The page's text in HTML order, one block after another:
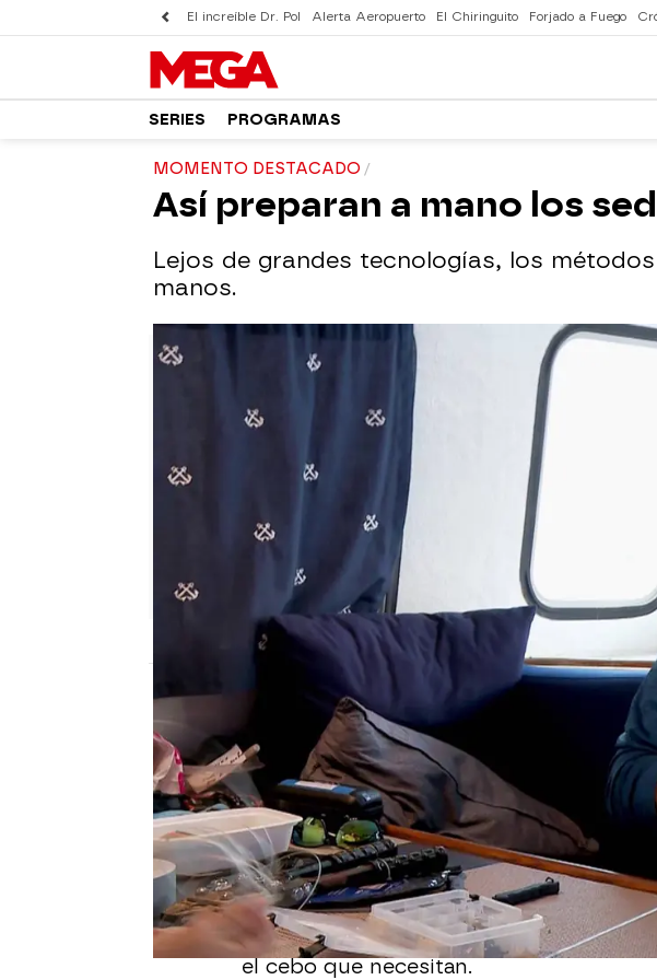
El increíble Dr. Pol Alerta Aeropuerto El Chiringuito Forjado a Fuego
SERIES PROGRAMAS
MOMENTO DESTACADO
Así preparan a mano los
Lejos de grandes tecnologías, los
manos.
mega
Publicado: 03 de diciembre de 2025, 09:10
Spurge Krasowski, el capitán del
sedales a mano.
Dice que le falla la vista, pero sus años
que hacen que pudiera hacerlo
hasta
En concreto nos enseña unnudo
el cebo que necesitan.